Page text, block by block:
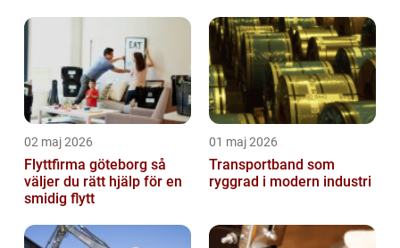
02 maj 2026
Flyttfirma göteborg så
väljer du rätt hjälp för en
smidig flytt
01 maj 2026
Transportband som
ryggrad i modern industri